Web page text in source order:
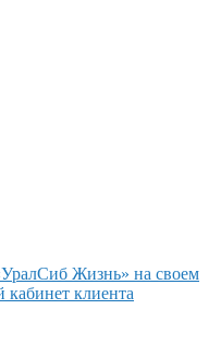
Жизнь» на своем
кабинет клиента